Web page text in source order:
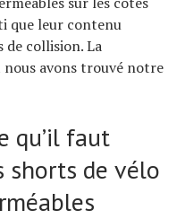
que leur contenu
collision. La
nous avons trouvé notre
qu’il faut
shorts de vélo